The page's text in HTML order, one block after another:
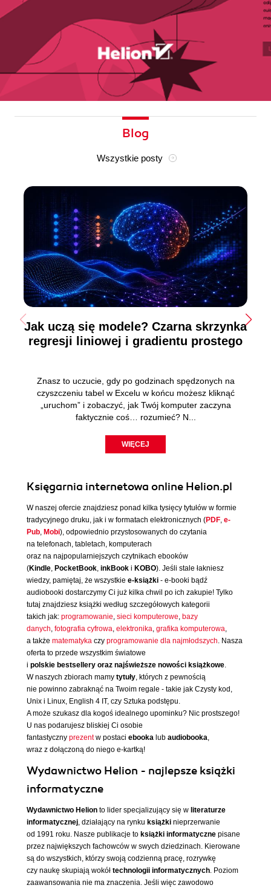
Blog
Wszystkie posty
Jak uczą się modele? Czarna skrzynka
regresji liniowej i gradientu prostego
Znasz to uczucie, gdy po godzinach spędzonych na
czyszczeniu tabel w Excelu w końcu możesz kliknąć
„uruchom” i zobaczyć, jak Twój komputer zaczyna
faktycznie coś… rozumieć? N...
WIĘCEJ
Księgarnia internetowa online Helion.pl
W naszej ofercie znajdziesz ponad kilka tysięcy tytułów w formie
tradycyjnego druku, jak i w formatach elektronicznych (PDF, e-
Pub, Mobi), odpowiednio przystosowanych do czytania
na telefonach, tabletach, komputerach
oraz na najpopularniejszych czytnikach ebooków
(Kindle, PocketBook, inkBook i KOBO). Jeśli stale łakniesz
wiedzy, pamiętaj, że wszystkie e-książki - e-booki bądź
audiobooki dostarczymy Ci już kilka chwil po ich zakupie! Tylko
tutaj znajdziesz książki według szczegółowych kategorii
takich jak: programowanie, sieci komputerowe, bazy
danych, fotografia cyfrowa, elektronika, grafika komputerowa,
a także matematyka czy programowanie dla najmłodszych. Nasza
oferta to przede wszystkim światowe
i polskie bestsellery oraz najświeższe nowości książkowe.
W naszych zbiorach mamy tytuły, których z pewnością
nie powinno zabraknąć na Twoim regale - takie jak Czysty kod,
Unix i Linux, English 4 IT, czy Sztuka podstępu.
A może szukasz dla kogoś idealnego upominku? Nic prostszego!
U nas podarujesz bliskiej Ci osobie
fantastyczny prezentw postaci ebooka lub audiobooka,
wraz z dołączoną do niego e-kartką!
Wydawnictwo Helion - najlepsze książki
informatyczne
Wydawnictwo Helion to lider specjalizujący się w literaturze
informatycznej, działający na rynku książki nieprzerwanie
od 1991 roku. Nasze publikacje to książki informatyczne pisane
przez największych fachowców w swych dziedzinach. Kierowane
są do wszystkich, którzy swoją codzienną pracę, rozrywkę
czy naukę skupiają wokół technologii informatycznych. Poziom
zaawansowania nie ma znaczenia. Jeśli więc zawodowo